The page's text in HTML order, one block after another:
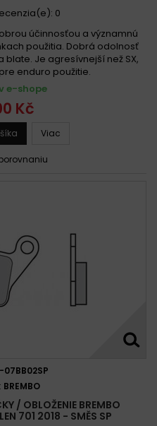
0
účinnosťou a významnú
použitia. Dobrá odolnosť
Je agresívnejší než SX,
enduro použitie.
e-shope
Kč
Viac
07BB02SP
BREMBO
/ OBLOŽENIE BREMBO
701 2018 - SMĚS SP